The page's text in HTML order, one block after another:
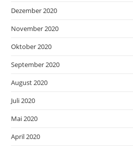
Dezember 2020
November 2020
Oktober 2020
September 2020
August 2020
Juli 2020
Mai 2020
April 2020